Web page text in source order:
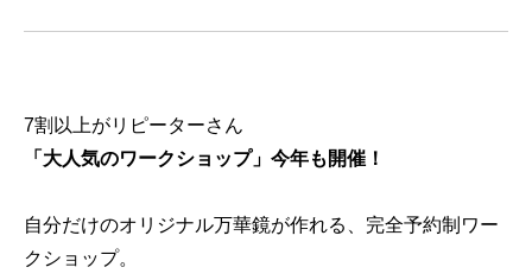
7割以上がリピーターさん
「大人気のワークショップ」今年も開催！
自分だけのオリジナル万華鏡が作れる、完全予約制ワー
クショップ。